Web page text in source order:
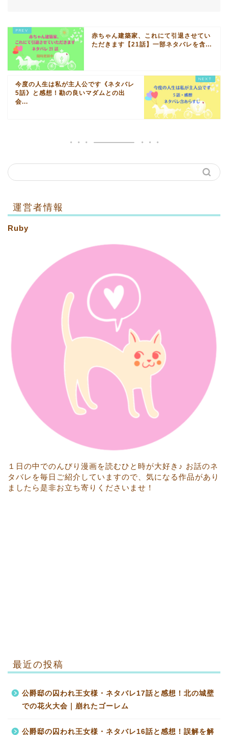
赤ちゃん建築家、これにて引退させてい
ただきます【21話】一部ネタバレを含...
今度の人生は私が主人公です《ネタバレ
5話》と感想！勘の良いマダムとの出
会...
運営者情報
Ruby
１日の中でのんびり漫画を読むひと時が大好き♪ お話のネ
タバレを毎日ご紹介していますので、気になる作品があり
ましたら是非お立ち寄りくださいませ！
最近の投稿
公爵邸の囚われ王女様・ネタバレ17話と感想！北の城壁
での花火大会｜崩れたゴーレム
公爵邸の囚われ王女様・ネタバレ16話と感想！誤解を解